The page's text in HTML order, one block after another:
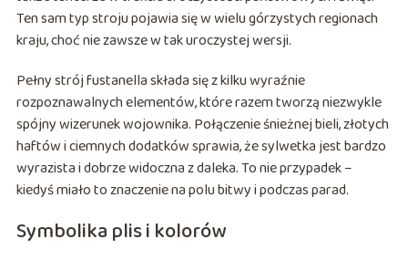
Ten sam typ stroju pojawia się w wielu górzystych regionach
kraju, choć nie zawsze w tak uroczystej wersji.
Pełny strój fustanella składa się z kilku wyraźnie
rozpoznawalnych elementów, które razem tworzą niezwykle
spójny wizerunek wojownika. Połączenie śnieżnej bieli, złotych
haftów i ciemnych dodatków sprawia, że sylwetka jest bardzo
wyrazista i dobrze widoczna z daleka. To nie przypadek –
kiedyś miało to znaczenie na polu bitwy i podczas parad.
Symbolika plis i kolorów